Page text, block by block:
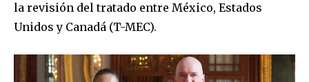
la revisión del tratado entre México, Estados
Unidos y Canadá (T-MEC).